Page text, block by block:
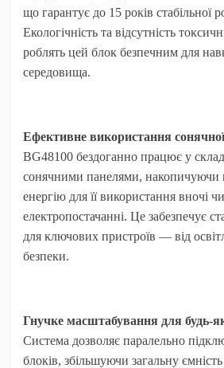
що гарантує до 15 років стабільної
Екологічність та відсутність
роблять цей блок безпечним для
середовища.
Ефективне використання сонячної
BG48100 бездоганно працює у
сонячними панелями, накопичуючи
енергію для її використання вночі
електропостачанні. Це забезпечує
для ключових пристроїв — від
безпеки.
Гнучке масштабування для будь-
Система дозволяє паралельно
блоків, збільшуючи загальну